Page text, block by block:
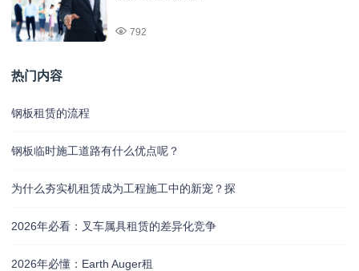
792
热门内容
钢板租赁的流程
钢板临时施工道路有什么优点呢？
为什么夯实机租赁成为工程施工中的新宠？探
2026年必看：叉车属具租赁的差异化竞争
2026年必懂：Earth Auger租